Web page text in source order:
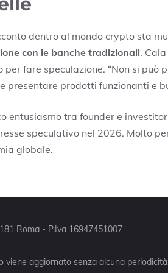
dentro al mondo crypto sta
con le banche tradizionali.
fare speculazione. “Non si può
presentare prodotti funzionanti e
entusiasmo tra founder e
speculativo nel 2026. Molto
globale.
Roma - P.Iva 16947451007
aggiornato senza alcuna